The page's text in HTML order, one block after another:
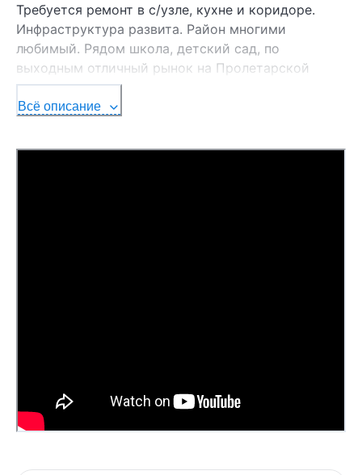
Требуется ремонт в с/узле, кухне и коридоре.
Инфраструктура развита. Район многими
любимый. Рядом школа, детский сад, по
выходным отличный рынок на Пролетарской
площади, магазины, поликлиника, река Западная
Двина и др. Все вопросы и по просмотру - Vb,
7155409 Договор № 226/19 от 03.06.2026 ОДО
Всё описание